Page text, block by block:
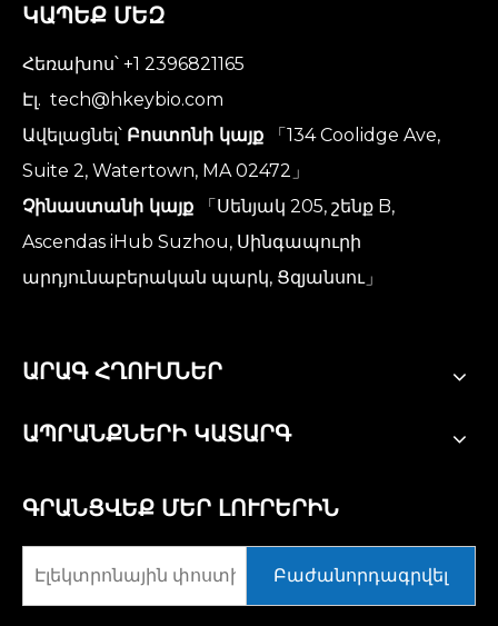
ԿԱՊԵՔ ՄԵԶ
Հեռախոս՝ +1 2396821165
Էլ. tech@hkeybio.com
Ավելացնել՝ Բոստոնի կայք
「134 Coolidge Ave,
Suite 2, Watertown, MA 02472」
Չինաստանի կայք
「Սենյակ 205, շենք B,
Ascendas iHub Suzhou, Սինգապուրի
արդյունաբերական պարկ, Ցզյանսու」
ԱՐԱԳ ՀՂՈՒՄՆԵՐ
ԱՊՐԱՆՔՆԵՐԻ ԿԱՏԱՐԳ
ԳՐԱՆՑՎԵՔ ՄԵՐ ԼՈՒՐԵՐԻՆ
Բաժանորդագրվել